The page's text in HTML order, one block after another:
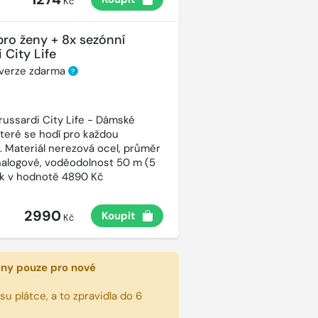
ženy + 8x sezónní
City Life
zdarma ?
City Life - Dámské
se hodí pro každou
Materiál nerezová ocel, průměr
voděodolnost 50 m (5
v hodnotě 4890 Kč
2990Kč Koupit
pouze pro nové
plátce, a to zpravidla do 6